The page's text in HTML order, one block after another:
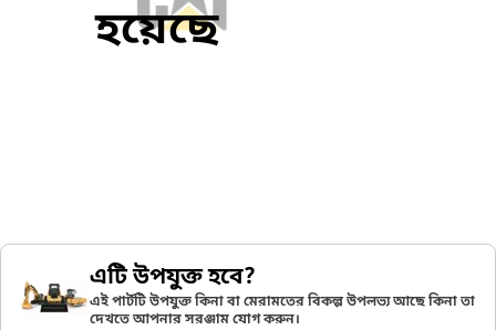
হয়েছে
এটি উপযুক্ত হবে?
এই পার্টটি উপযুক্ত কিনা বা মেরামতের বিকল্প উপলভ্য আছে কিনা তা
দেখতে আপনার সরঞ্জাম যোগ করুন।